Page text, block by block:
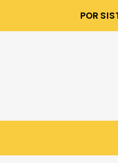
POR
Disponible a pedido